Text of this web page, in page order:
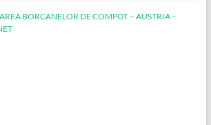
BORCANELOR DE COMPOT – AUSTRIA –